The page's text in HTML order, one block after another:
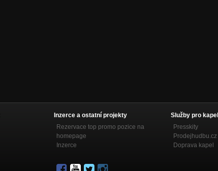
Inzerce a ostatní projekty
Rezervace top promo pozice na
homepage
Inzerce
Služby pro
Presskity
Prodejhudbu.cz
Doprava kapel